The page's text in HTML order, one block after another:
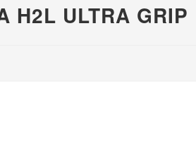
H2L ULTRA GRIP